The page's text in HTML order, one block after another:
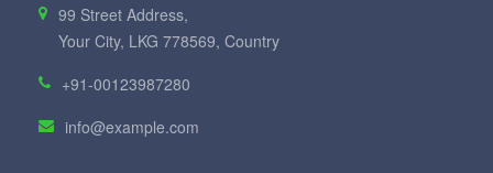
99 Street Address,
Your City, LKG 778569, Country
+91-00123987280
info@example.com